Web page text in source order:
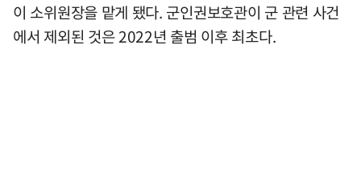
이 소위원장을 맡게 됐다. 군인권보호관이 군 관련 사건
에서 제외된 것은 2022년 출범 이후 최초다.